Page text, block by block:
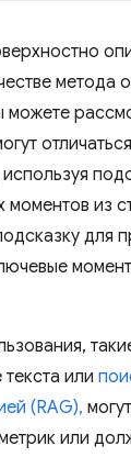
метода
из
для
или
(RAG),
или